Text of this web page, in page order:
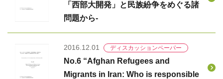
「西部大開発」と民族紛争をめぐる諸
問題から-
2016.12.01 ディスカッションペーパー
No.6 “Afghan Refugees and
Migrants in Iran: Who is responsible